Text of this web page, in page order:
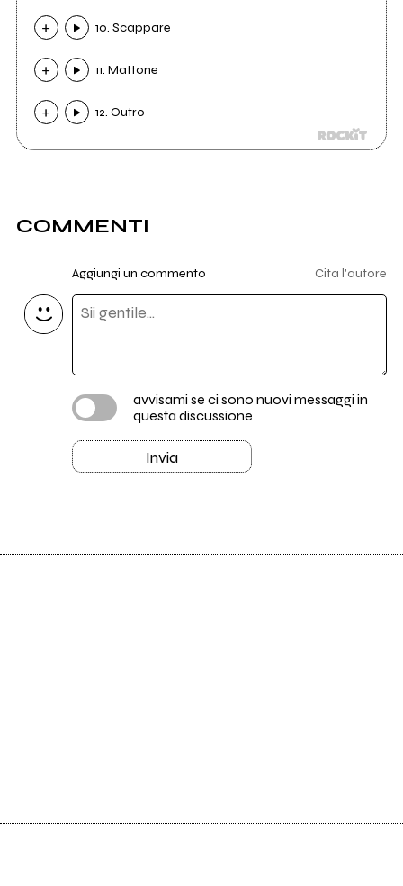
10. Scappare
11. Mattone
12. Outro
COMMENTI
Aggiungi un commento Cita l'autore
avvisami se ci sono nuovi messaggi in
questa discussione
Invia